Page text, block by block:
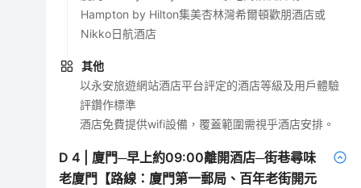
Hampton by Hilton集美杏林灣希爾頓歡朋酒店或
Nikko日航酒店
其他
以永安旅遊網站酒店平台評定的酒店等級及用戶體驗
評鑽作標準
酒店免費提供wifi設備，覆蓋範圍需視乎酒店安排。
D4
廈門─早上約09:00離開酒店─街巷尋味
老廈門【路線：廈門第一郵局、百年老街開元